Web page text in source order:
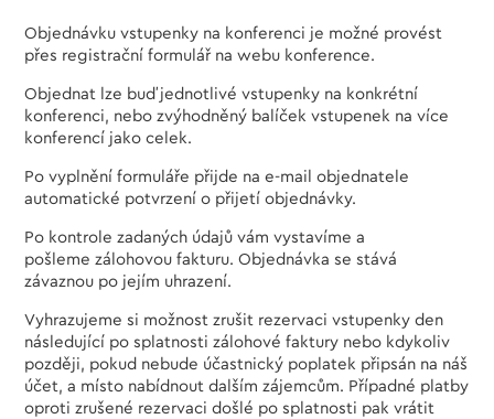
Objednávku vstupenky na konferenci je možné provést
přes registrační formulář na webu konference.
Objednat lze buď jednotlivé vstupenky na konkrétní
konferenci, nebo zvýhodněný balíček vstupenek na více
konferencí jako celek.
Po vyplnění formuláře přijde na e-mail objednatele
automatické potvrzení o přijetí objednávky.
Po kontrole zadaných údajů vám vystavíme a
pošleme zálohovou fakturu. Objednávka se stává
závaznou po jejím uhrazení.
Vyhrazujeme si možnost zrušit rezervaci vstupenky den
následující po splatnosti zálohové faktury nebo kdykoliv
později, pokud nebude účastnický poplatek připsán na náš
účet, a místo nabídnout dalším zájemcům. Případné platby
oproti zrušené rezervaci došlé po splatnosti pak vrátit